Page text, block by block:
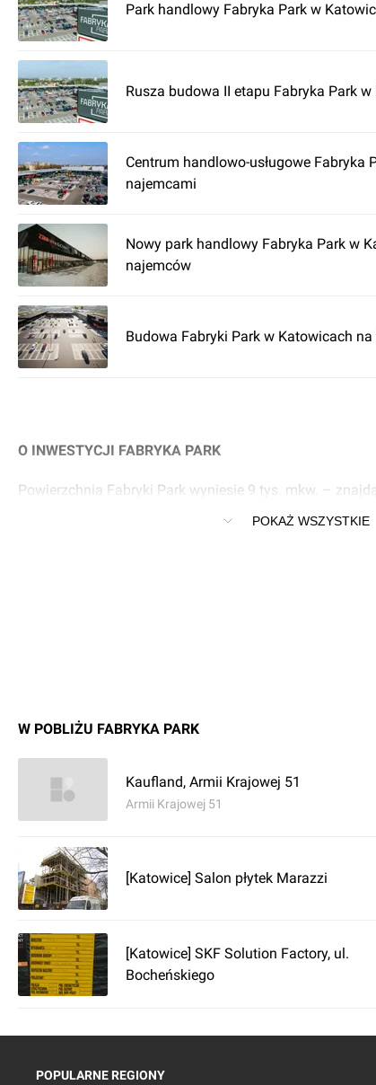
Park handlowy Fabryka Park w
Rusza budowa II etapu Fabryka Park
Centrum handlowo-usługowe Fabryka
najemcami
Nowy park handlowy Fabryka Park w
najemców
Budowa Fabryki Park w Katowicach
O INWESTYCJI FABRYKA PARK
Powierzchnia Fabryki Park wyniesie 9 tys. mkw. –
POKAŻ WSZYSTKIE
W POBLIŻU FABRYKA PARK
Kaufland, Armii Krajowej 51
Armii Krajowej 51
[Katowice] Salon płytek Marazzi
[Katowice] SKF Solution Factory, ul.
Bocheńskiego
POPULARNE REGIONY